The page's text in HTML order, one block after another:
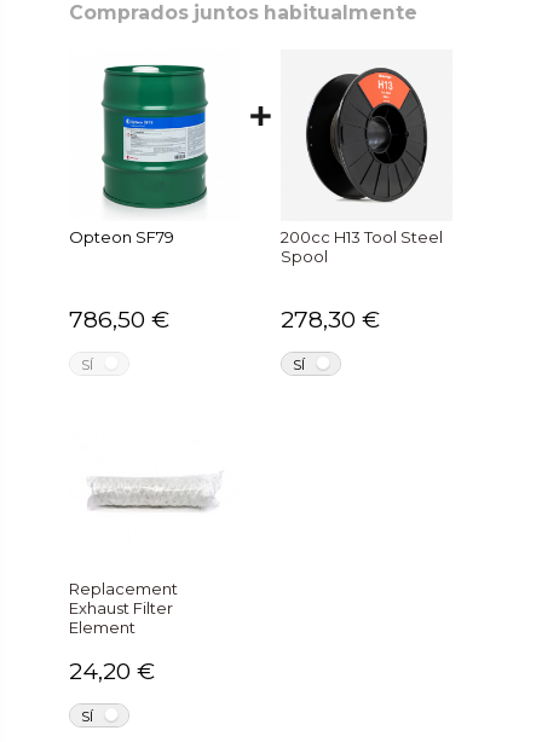
Comprados juntos habitualmente
Opteon SF79
786,50 €
SÍ
200cc H13 Tool Steel
Spool
278,30 €
SÍ
Replacement
Exhaust Filter
Element
24,20 €
SÍ